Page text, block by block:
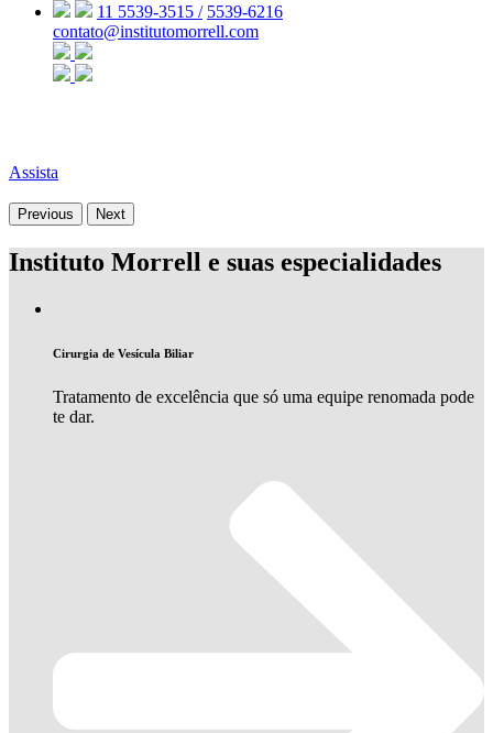
11 5539-3515 / 5539-6216
contato@institutomorrell.com
Assista
Previous Next
Instituto Morrell e suas especialidades
Cirurgia de Vesícula Biliar
Tratamento de excelência que só uma equipe renomada pode
te dar.